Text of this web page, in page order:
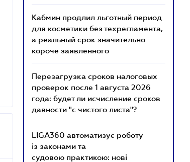
Кабмин продлил льготный период
для косметики без техрегламента,
а реальный срок значительно
короче заявленного
Перезагрузка сроков налоговых
проверок после 1 августа 2026
года: будет ли исчисление сроков
давности "с чистого листа"?
LIGA360 автоматизує роботу
із законами та
судовою практикою: нові